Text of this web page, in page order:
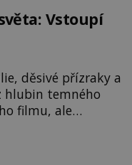
Vstoupí
děsivé přízraky a
hlubin temného
filmu, ale
lesů, které jsou
bydlící